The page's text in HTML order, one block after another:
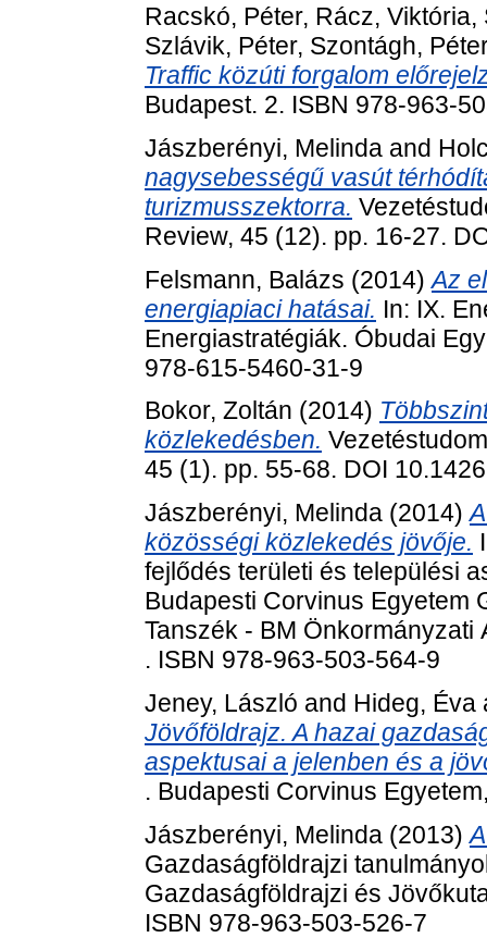
Racskó, Péter, Rácz, Viktória,
Szlávik, Péter, Szontágh,
Traffic közúti forgalom
Budapest. 2. ISBN 978-963-
Jászberényi, Melinda and
nagysebességű vasút
turizmusszektorra.
Review, 45 (12). pp. 16-27.
Felsmann, Balázs (2014)Az
energiapiaci hatásai. In: IX.
Energiastratégiák. Óbudai
978-615-5460-31-9
Bokor, Zoltán (2014)
közlekedésben.
45 (1). pp. 55-68. DOI
Jászberényi, Melinda (2014)
közösségi közlekedés jövője.
fejlődés területi és települési
Budapesti Corvinus Egyetem
Tanszék - BM Önkormányzati
. ISBN 978-963-503-564-9
Jeney, László and Hideg, Éva
Jövőföldrajz. A hazai
aspektusai a jelenben és a
. Budapesti Corvinus
Jászberényi, Melinda (2013)
Gazdaságföldrajzi
Gazdaságföldrajzi és
ISBN 978-963-503-526-7